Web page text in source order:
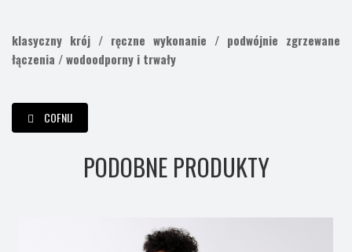
klasyczny krój / ręczne wykonanie / podwójnie zgrzewane
łączenia / wodoodporny i trwały
COFNIJ
PODOBNE PRODUKTY